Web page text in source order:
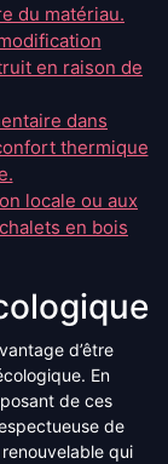
du matériau.
en raison de
dans
thermique
locale ou aux
en bois
d’être
En
de ces
de
qui